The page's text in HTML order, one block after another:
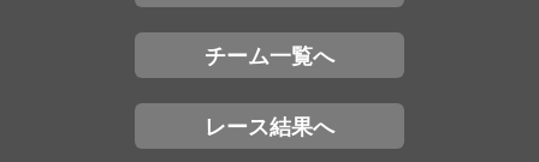
チーム一覧へ
レース結果へ